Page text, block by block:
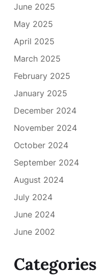
June 2025
May 2025
April 2025
March 2025
February 2025
January 2025
December 2024
November 2024
October 2024
September 2024
August 2024
July 2024
June 2024
June 2002
Categories